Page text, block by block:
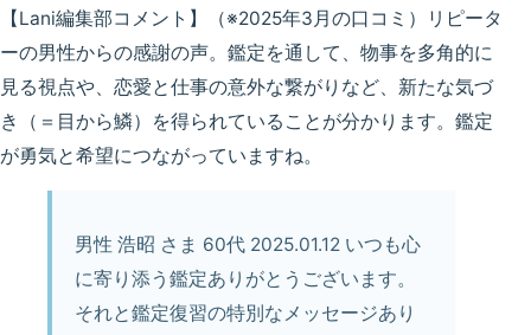
【Lani編集部コメント】
（※2025年3月の口コミ）リピータ
ーの男性からの感謝の声。鑑定を通して、物事を多角的に
見る視点や、恋愛と仕事の意外な繋がりなど、 新たな気づ
き（＝目から鱗）
を得られていることが分かります。鑑定
が勇気と希望につながっていますね。
男性 浩昭 さま 60代 2025.01.12 いつも心
に寄り添う鑑定ありがとうございます。
それと鑑定復習の特別なメッセージあり